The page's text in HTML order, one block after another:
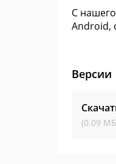
С
Android,
Версии
(0.09